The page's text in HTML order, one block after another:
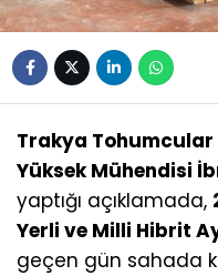
Trakya Tohumcular
Yüksek Mühendisi
yaptığı açıklamada,
Yerli ve Milli Hibrit
geçen gün sahada